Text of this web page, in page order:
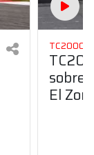
TC2000
sobre
El